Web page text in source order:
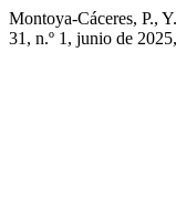
Montoya-Cáceres, P.,
31, n.º 1, junio de